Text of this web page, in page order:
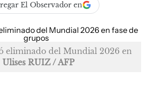
El Observador en
eliminado del Mundial 2026 en
Ulises RUIZ / AFP